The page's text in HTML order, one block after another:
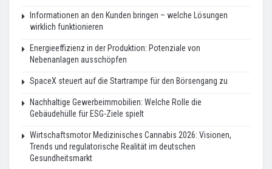
Informationen an den Kunden bringen – welche Lösungen
wirklich funktionieren
Energieeffizienz in der Produktion: Potenziale von
Nebenanlagen ausschöpfen
SpaceX steuert auf die Startrampe für den Börsengang zu
Nachhaltige Gewerbeimmobilien: Welche Rolle die
Gebäudehülle für ESG-Ziele spielt
Wirtschaftsmotor Medizinisches Cannabis 2026: Visionen,
Trends und regulatorische Realität im deutschen
Gesundheitsmarkt